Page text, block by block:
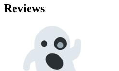
Reviews